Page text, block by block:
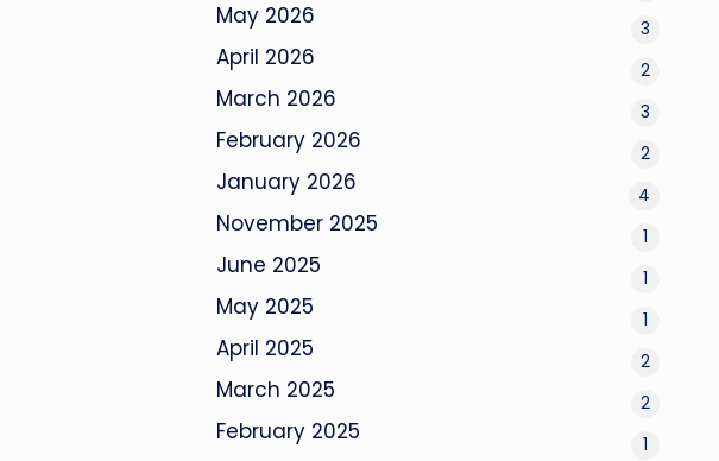
May 2026 3
April 2026 2
March 2026 3
February 2026 2
January 2026 4
November 2025 1
June 2025 1
May 2025 1
April 2025 2
March 2025 2
February 2025 1